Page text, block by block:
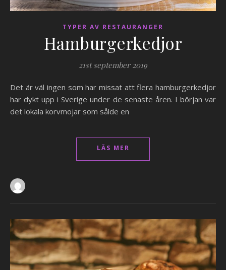
TYPER AV RESTAURANGER
Hamburgerkedjor
21st september 2019
Det är väl ingen som har missat att flera hamburgerkedjor
har dykt upp i Sverige under de senaste åren. I början var
det lokala korvmojar som sålde en